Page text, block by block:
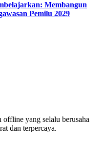
Membangun
Pemilu 2029
yang selalu berusaha
dan terpercaya.